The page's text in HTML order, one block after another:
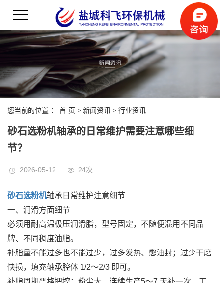
您当前的位置 ： 首 页 > 新闻资讯 > 行业资讯
砂石选粉机轴承的日常维护需要注意哪些细
节？
2026-05-12 24次
砂石选粉机轴承日常维护注意细节
一、润滑方面细节
必须用耐高温极压润滑脂，型号固定，不随便混用不同品
牌、不同稠度油脂。
补脂量不能过多也不能过少，过多发热、憋油封；过少干磨
快损，填充轴承腔体 1/2～2/3 即可。
补脂周期严格把控：粉尘大、连续生产5～7 天补一次，工